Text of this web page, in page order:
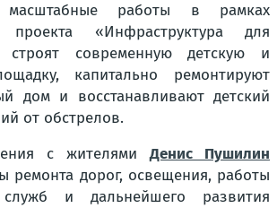
масштабные работы в рамках
проекта «Инфраструктура для
строят современную детскую и
капитально ремонтируют
дом и восстанавливают детский
от обстрелов.
с жителямиДенис Пушилин
ремонта дорог, освещения, работы
служб и дальнейшего развития